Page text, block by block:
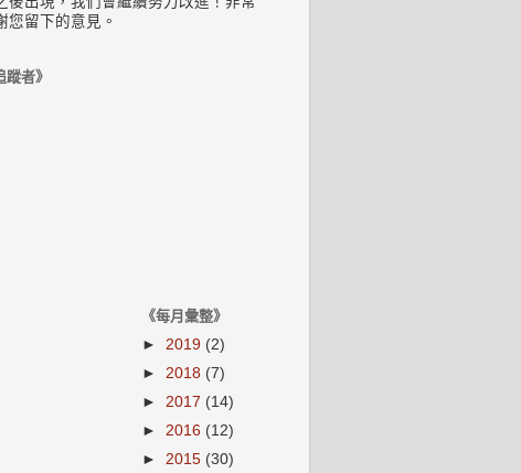
您留下的意見。
蹤者》
《每月彙整》
► 2019 (2)
► 2018 (7)
► 2017 (14)
► 2016 (12)
► 2015 (30)